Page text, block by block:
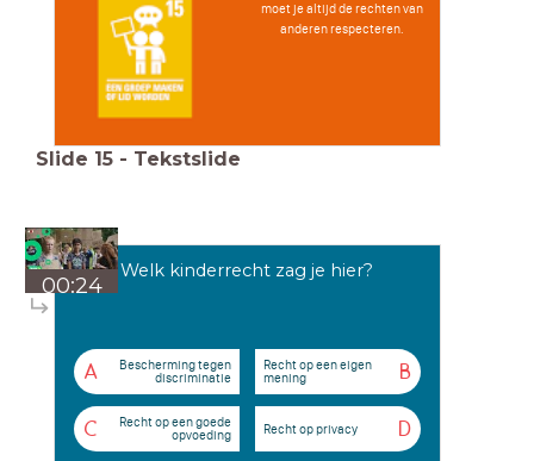
moet je altijd de rechten van
anderen respecteren.
Slide 15 - Tekstslide
00:24
Welk kinderrecht zag je hier?
A
Bescherming tegen
discriminatie
B
Recht op een eigen
mening
C
Recht op een goede
opvoeding
D
Recht op privacy